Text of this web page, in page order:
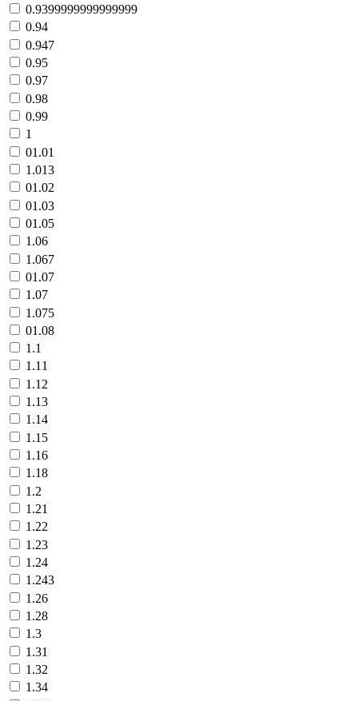
0.9399999999999999
0.94
0.947
0.95
0.97
0.98
0.99
1
01.01
1.013
01.02
01.03
01.05
1.06
1.067
01.07
1.07
1.075
01.08
1.1
1.11
1.12
1.13
1.14
1.15
1.16
1.18
1.2
1.21
1.22
1.23
1.24
1.243
1.26
1.28
1.3
1.31
1.32
1.34